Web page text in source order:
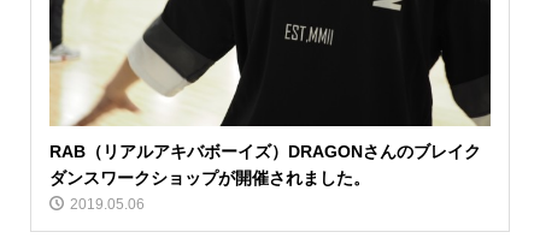
RAB（リアルアキバボーイズ）DRAGONさんのブレイク
ダンスワークショップが開催されました。
2019.05.06